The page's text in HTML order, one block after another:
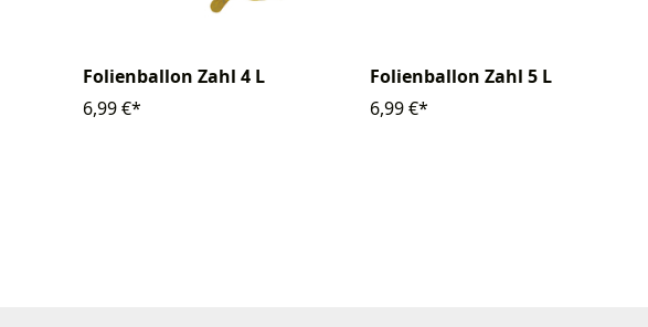
Folienballon Zahl 4 L
6,99 €*
Folienballon Zahl 5 L
6,99 €*